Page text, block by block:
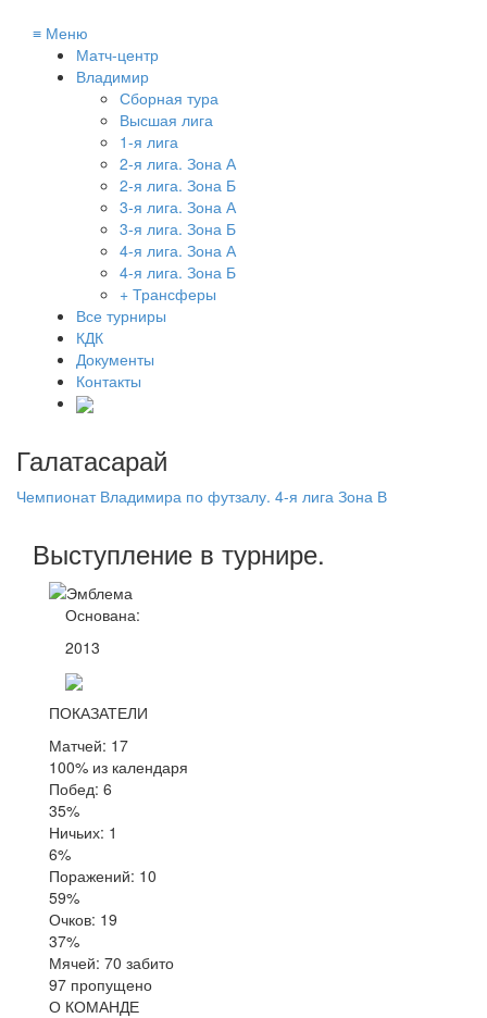
≡ Меню
Матч-центр
Владимир
Сборная тура
Высшая лига
1-я лига
2-я лига. Зона А
2-я лига. Зона Б
3-я лига. Зона А
3-я лига. Зона Б
4-я лига. Зона А
4-я лига. Зона Б
+ Трансферы
Все турниры
КДК
Документы
Контакты
Галатасарай
Чемпионат Владимира по футзалу. 4-я лига Зона В
Выступление в турнире.
Основана:
2013
ПОКАЗАТЕЛИ
Матчей: 17
100% из календаря
Побед: 6
35%
Ничьих: 1
6%
Поражений: 10
59%
Очков: 19
37%
Мячей: 70 забито
97 пропущено
О КОМАНДЕ